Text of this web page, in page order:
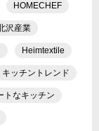
HOMECHEF
沢産業
Heimtextile
キッチントレンド
トなキッチン